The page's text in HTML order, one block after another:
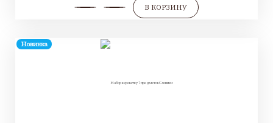
В КОРЗИНУ
Новинка